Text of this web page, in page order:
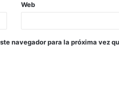
Web
navegador para la próxima vez